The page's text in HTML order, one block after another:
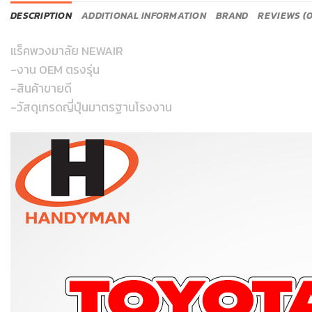
DESCRIPTION ADDITIONAL INFORMATION BRAND REVIEWS
แร็คพวงมาลัย NEWAIR
-งาน OEM ตรงรุ่น
-สินค้าขายดี
-วัสดุเกรดญี่ปุ่นมาตรฐานโรงงาน